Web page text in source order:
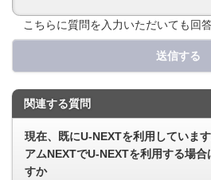
こちらに質問を入力いただいても回答
送信する
関連する質問
現在、既にU-NEXTを利用していま
アムNEXTでU-NEXTを利用する場
すか